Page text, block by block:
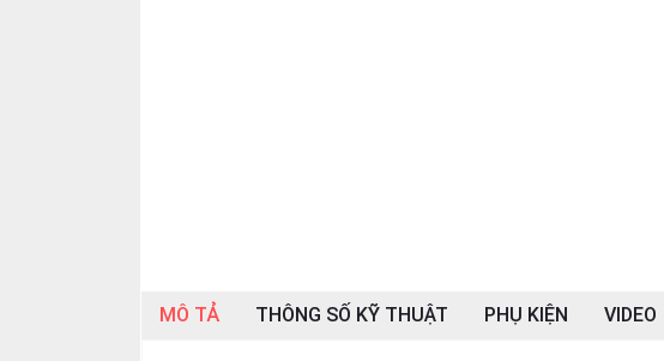
MÔ TẢ THÔNG SỐ KỸ THUẬT PHỤ KIỆN VIDEO